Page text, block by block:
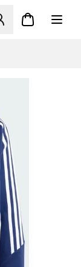
za prijavo ali